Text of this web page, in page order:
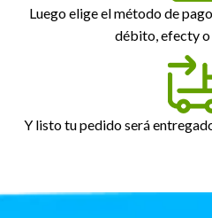
Luego elige el método de
débito, efecty
Y listo tu pedido será